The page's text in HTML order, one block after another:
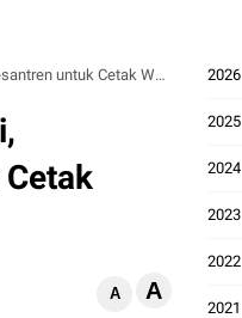
Binaan Berakhlak Mulia.
A A
2026
2025
2024
2023
2022
2021